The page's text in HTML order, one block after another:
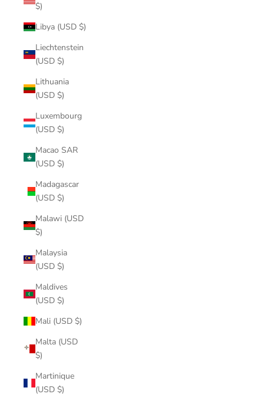
$)
Libya (USD $)
Liechtenstein
(USD $)
Lithuania
(USD $)
Luxembourg
(USD $)
Macao SAR
(USD $)
Madagascar
(USD $)
Malawi (USD
$)
Malaysia
(USD $)
Maldives
(USD $)
Mali (USD $)
Malta (USD
$)
Martinique
(USD $)